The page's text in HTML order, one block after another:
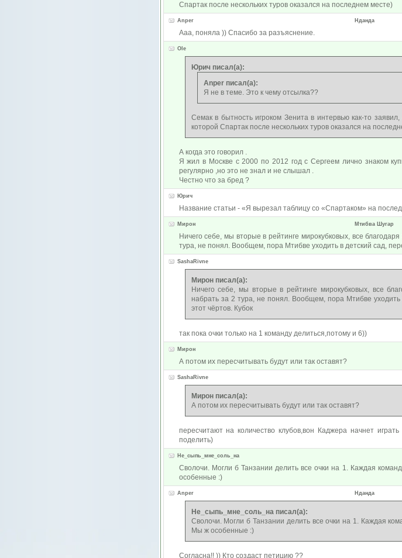
Спартак после нескольких туров оказался на последнем месте)
Anper Нданда
Ааа, поняла )) Спасибо за разъяснение.
Ole
Юрич писал(а):
Anper писал(а):
Я не в теме. Это к чему отсылка??
Семак в бытность игроком Зенита в интервью как-то
которой Спартак после нескольких туров оказался на
А когда это говорил .
Я жил в Москве с 2000 по 2012 год с Сергеем лично знаком
регулярно ,но это не знал и не слышал .
Честно что за бред ?
Юрич
Название статьи - «Я вырезал таблицу со «Спартаком» на
Мирон Мтибва Шугар
Ничего себе, мы вторые в рейтинге мирокубковых, все
тура, не понял. Вообщем, пора Мтибве уходить в детский сад,
SashaRivne
Мирон писал(а):
Ничего себе, мы вторые в рейтинге мирокубковых, все
набрать за 2 тура, не понял. Вообщем, пора Мтибве уходить
этот чёртов. Кубок
так пока очки только на 1 команду делиться,потому и 6))
Мирон
А потом их пересчитывать будут или так оставят?
SashaRivne
Мирон писал(а):
А потом их пересчитывать будут или так оставят?
пересчитают на количество клубов,вон Каджера начнет
поделить)
Не_сыпь_мне_соль_на
Сволочи. Могли б Танзании делить все очки на 1. Каждая
особенные :)
Anper Нданда
Не_сыпь_мне_соль_на писал(а):
Сволочи. Могли б Танзании делить все очки на 1. Каждая
Мы ж особенные :)
Согласна!! )) Кто создаст петицию ??